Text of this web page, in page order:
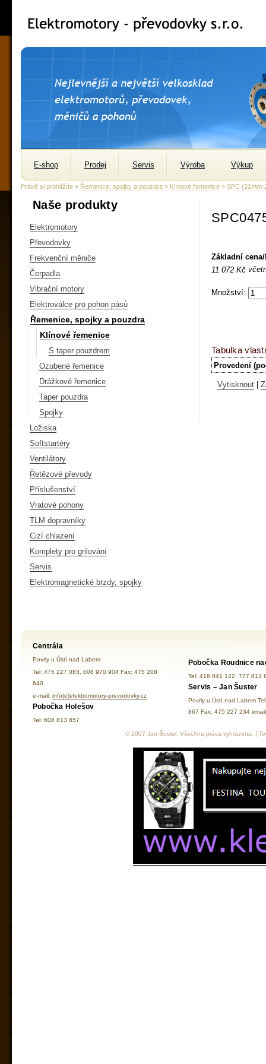
E-shop Prodej Servis Výroba Výkup
Právě si prohlížíte » Řemenice, spojky a pouzdra » Klínové řemenice » SPC (21mm-
Naše produkty
Elektromotory
Převodovky
Frekvenční měniče
Čerpadla
Vibrační motory
Elektroválce pro pohon pásů
Řemenice, spojky a pouzdra
Klínové řemenice
S taper pouzdrem
Ozubené řemenice
Drážkové řemenice
Taper pouzdra
Spojky
Ložiska
Softstartéry
Ventilátory
Řetězové převody
Příslušenství
Vratové pohony
TLM dopravníky
Cizí chlazení
Komplety pro grilování
Servis
Elektromagnetické brzdy, spojky
Základní
11 072 Kč
Množství:
Tabulka
Provedení
Vytisknout
Centrála
Povrly u Ústí nad Labem
Tel: 475 227 083, 608 970 904 Fax: 475 208
640
e-mail: info(e)elektromotory-prevodovky.cz
Pobočka Holešov
Tel: 608 813 857
Pobočka Roudnice
Tel: 416 841 142, 777 813
Servis – Jan Šuster
Povrly u Ústí nad Labem
867 Fax: 475 227 234
© 2007 Jan Šuster, Všechna práva vyhrazena. |